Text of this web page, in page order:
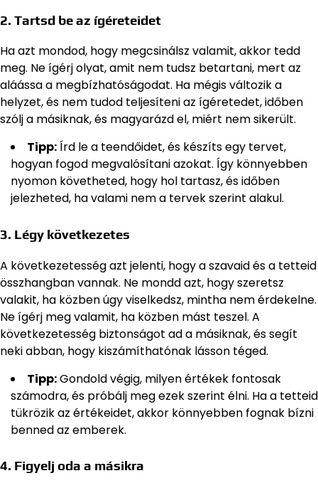
2. Tartsd be az ígéreteidet
Ha azt mondod, hogy megcsinálsz valamit, akkor tedd
meg. Ne ígérj olyat, amit nem tudsz betartani, mert az
aláássa a megbízhatóságodat. Ha mégis változik a
helyzet, és nem tudod teljesíteni az ígéretedet, időben
szólj a másiknak, és magyarázd el, miért nem sikerült.
Tipp:Írd le a teendőidet, és készíts egy tervet,
hogyan fogod megvalósítani azokat. Így könnyebben
nyomon követheted, hogy hol tartasz, és időben
jelezheted, ha valami nem a tervek szerint alakul.
3. Légy következetes
A következetesség azt jelenti, hogy a szavaid és a tetteid
összhangban vannak. Ne mondd azt, hogy szeretsz
valakit, ha közben úgy viselkedsz, mintha nem érdekelne.
Ne ígérj meg valamit, ha közben mást teszel. A
következetesség biztonságot ad a másiknak, és segít
neki abban, hogy kiszámíthatónak lásson téged.
Tipp:Gondold végig, milyen értékek fontosak
számodra, és próbálj meg ezek szerint élni. Ha a tetteid
tükrözik az értékeidet, akkor könnyebben fognak bízni
benned az emberek.
4. Figyelj oda a másikra